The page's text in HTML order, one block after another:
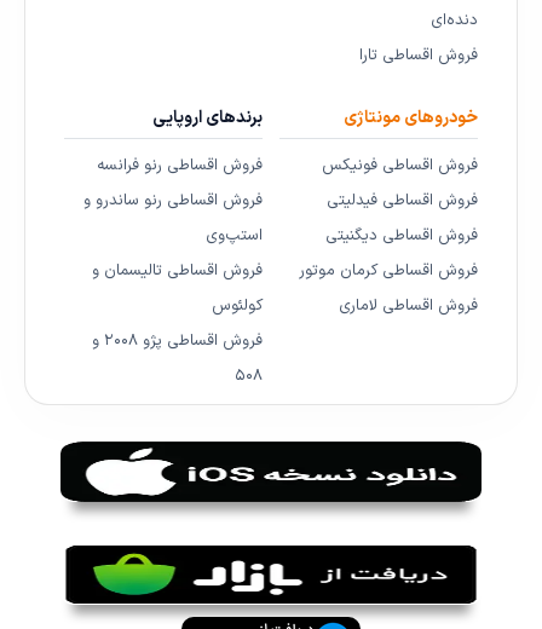
دنده‌ای
فروش اقساطی تارا
خودروهای مونتاژی
فروش اقساطی فونیکس
فروش اقساطی فیدلیتی
فروش اقساطی دیگنیتی
فروش اقساطی کرمان موتور
فروش اقساطی لاماری
برندهای اروپایی
فروش اقساطی رنو فرانسه
فروش اقساطی رنو ساندرو و
استپ‌وی
فروش اقساطی تالیسمان و
کولئوس
فروش اقساطی پژو ۲۰۰۸ و
۵۰۸